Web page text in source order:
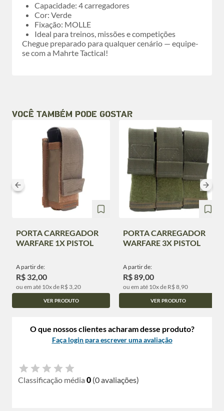
Capacidade: 4 carregadores
Cor: Verde
Fixação: MOLLE
Ideal para treinos, missões e competições
Chegue preparado para qualquer cenário — equipe-
se com a Mahrte Tactical!
VOCÊ TAMBÉM PODE GOSTAR
PORTA CARREGADOR
WARFARE 1X PISTOL
A partir de:
R$ 32,00
ou em até 10x de R$ 3,20
VER PRODUTO
PORTA CARREGADOR
WARFARE 3X PISTOL
A partir de:
R$ 89,00
ou em até 10x de R$ 8,90
VER PRODUTO
O que nossos clientes acharam desse produto?
Faça login para escrever uma avaliação
Classificação média 0 (0 avaliações)